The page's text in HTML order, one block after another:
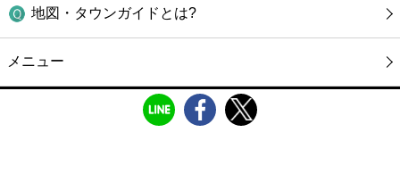
地図・タウンガイドとは?
メニュー